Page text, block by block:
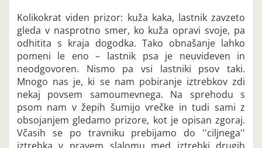
Kolikokrat viden prizor: kuža kaka, lastnik zavzeto
gleda v nasprotno smer, ko kuža opravi svoje, pa
odhitita s kraja dogodka. Tako obnašanje lahko
pomeni le eno – lastnik psa je neuvideven in
neodgovoren. Nismo pa vsi lastniki psov taki.
Mnogo nas je, ki se nam pobiranje iztrebkov zdi
nekaj povsem samoumevnega. Na sprehodu s
psom nam v žepih šumijo vrečke in tudi sami z
obsojanjem gledamo prizore, kot je opisan zgoraj.
Včasih se po travniku prebijamo do ''ciljnega''